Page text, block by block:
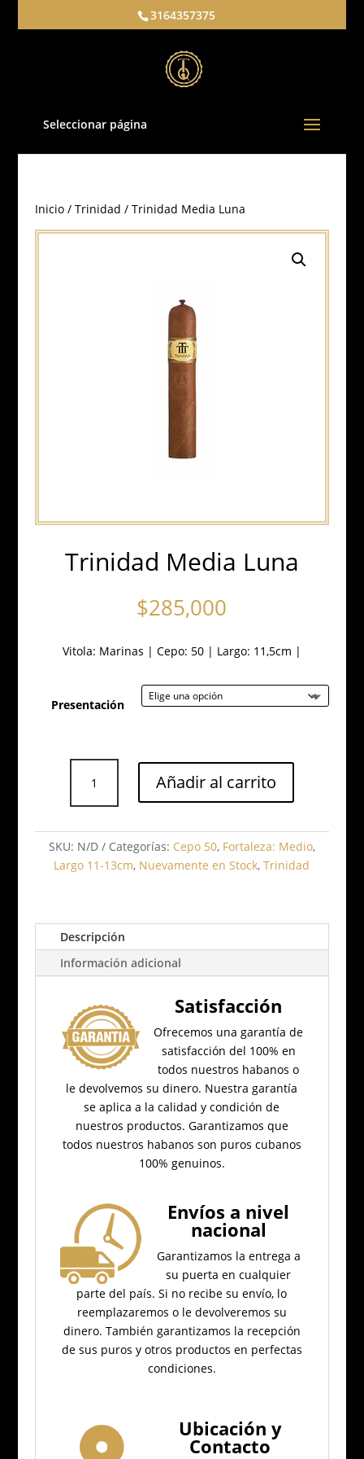
3164357375
Seleccionar página
Inicio/ Trinidad / Trinidad Media Luna
Trinidad Media Luna
$285,000
Vitola: Marinas | Cepo: 50| Largo: 11,5cm |
Presentación
Media
Luna
Añadir al carrito
SKU: N/D Categorías: Cepo 50, Fortaleza: Medio,
Largo 11-13cm, Nuevamente en Stock,Trinidad
Descripción
Información adicional
Satisfacción
Ofrecemos una garantía de
satisfacción del 100% en
todos nuestros habanos o
le devolvemos su dinero. Nuestra garantía
se aplica a la calidad y condición de
nuestros productos. Garantizamos que
todos nuestros habanos son puros cubanos
100% genuinos.
Envíos a nivel
nacional
Garantizamos la entrega a
su puerta en cualquier
parte del país. Si no recibe su envío, lo
reemplazaremos o le devolveremos su
dinero. También garantizamos la recepción
de sus puros y otros productos en perfectas
condiciones.
Ubicación y
Contacto